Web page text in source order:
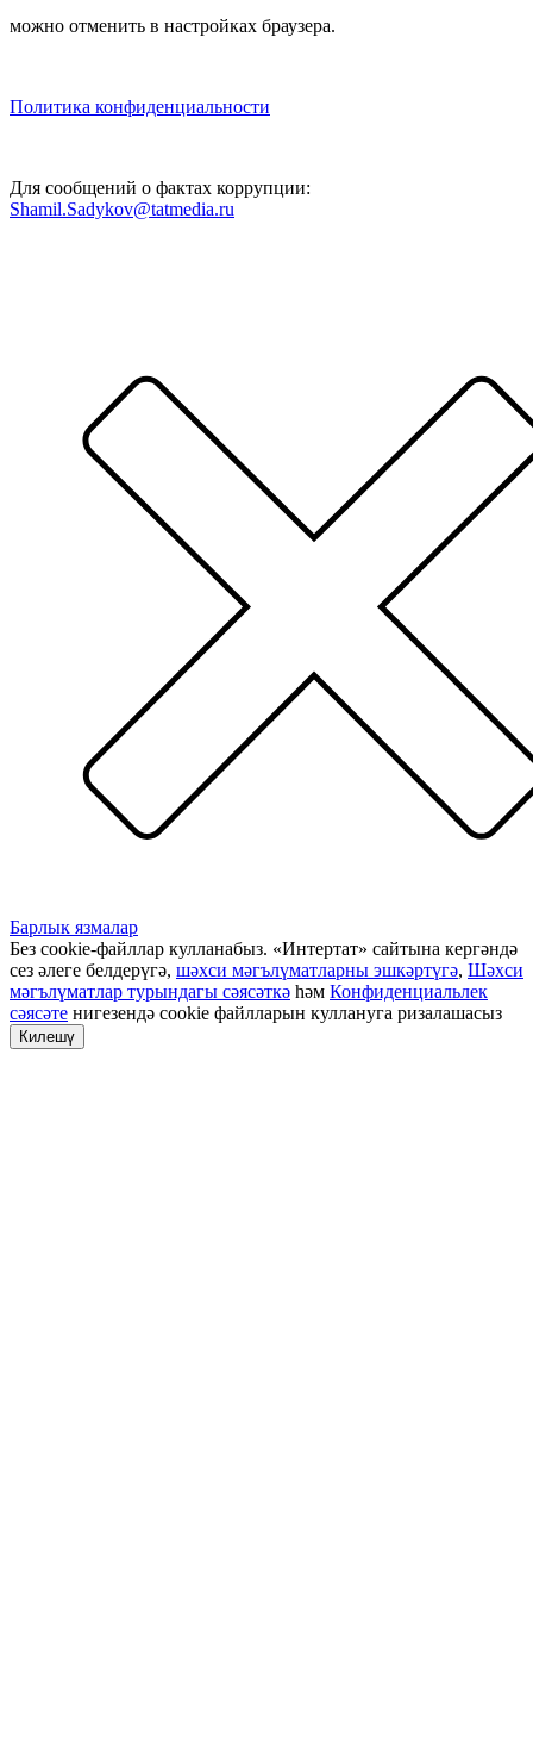
можно отменить в настройках браузера.
Политика конфиденциальности
Для сообщений о фактах коррупции:
Shamil.Sadykov@tatmedia.ru
Барлык язмалар
Без cookie-файллар кулланабыз. «Интертат» сайтына кергәндә
сез әлеге белдерүгә, шәхси мәгълүматларны эшкәртүгә, Шәхси
мәгълүматлар турындагы сәясәткә һәм Конфиденциальлек
сәясәте нигезендә cookie файлларын куллануга ризалашасыз
Килешү